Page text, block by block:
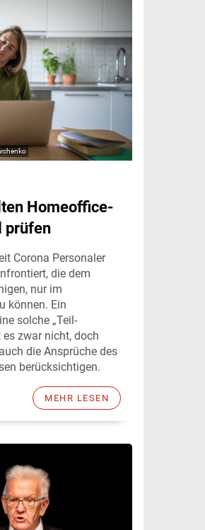
Homeoffice-
prüfen
Corona Personaler
die dem
nur im
können. Ein
solche „Teil-
zwar nicht, doch
die Ansprüche des
berücksichtigen.
MEHR LESEN